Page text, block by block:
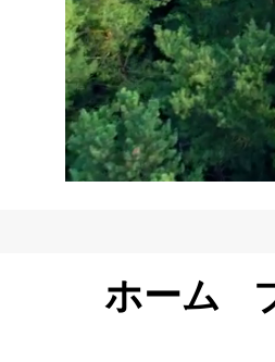
ホーム